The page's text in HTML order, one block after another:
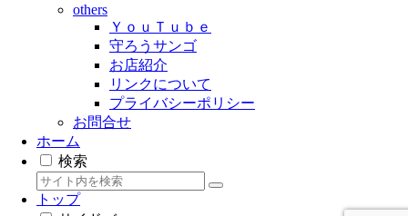
others
ＹｏｕＴｕｂｅ
守ろうサンゴ
お店紹介
リンクについて
プライバシーポリシー
お問合せ
ホーム
検索
トップ